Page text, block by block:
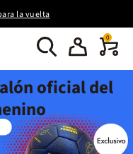
la vuelta
0
oficial del